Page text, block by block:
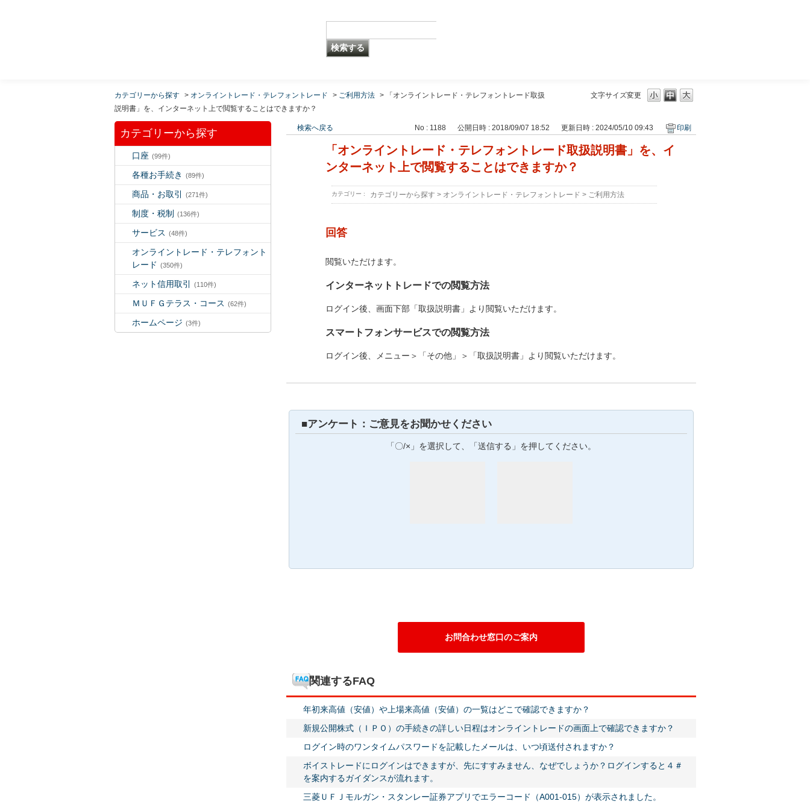
文字サイズ変更
カテゴリーから探す > オンライントレード・テレフォントレード > ご利用方法 >
「オンライントレード・テレフォントレード取扱
説明書」を、インターネット上で閲覧することはできますか？
カテゴリーから探す
口座 (99件)
各種お手続き (89件)
商品・お取引 (271件)
制度・税制 (136件)
サービス (48件)
オンライントレード・テレフォント
レード (350件)
ネット信用取引 (110件)
ＭＵＦＧテラス・コース (62件)
ホームページ (3件)
検索へ戻る No : 1188 公開日時 : 2018/09/07 18:52 更新日時 : 2024/05/10 09:43 印刷
「オンライントレード・テレフォントレード取扱説明書」を、イ
ンターネット上で閲覧することはできますか？
カテゴリー : カテゴリーから探す > オンライントレード・テレフォントレード > ご利用方法
回答
閲覧いただけます。
インターネットトレードでの閲覧方法
ログイン後、画面下部「取扱説明書」より閲覧いただけます。
スマートフォンサービスでの閲覧方法
ログイン後、メニュー＞「その他」＞「取扱説明書」より閲覧いただけます。
■アンケート：ご意見をお聞かせください
「〇/×」を選択して、「送信する」を押してください。
お問合わせ窓口のご案内
関連するFAQ
年初来高値（安値）や上場来高値（安値）の一覧はどこで確認できますか？
新規公開株式（ＩＰＯ）の手続きの詳しい日程はオンライントレードの画面上で確認できますか？
ログイン時のワンタイムパスワードを記載したメールは、いつ頃送付されますか？
ボイストレードにログインはできますが、先にすすみません、なぜでしょうか？ログインすると４＃
を案内するガイダンスが流れます。
三菱ＵＦＪモルガン・スタンレー証券アプリでエラーコード（A001-015）が表示されました。